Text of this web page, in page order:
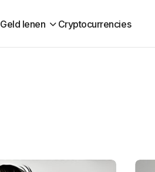
Geld lenen Cryptocurrencies